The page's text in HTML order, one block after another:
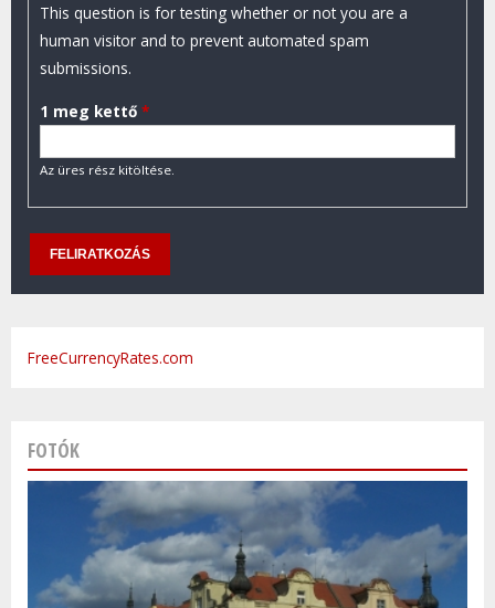
This question is for testing whether or not you are a
human visitor and to prevent automated spam
submissions.
1 meg kettő *
Az üres rész kitöltése.
FreeCurrencyRates.com
FOTÓK